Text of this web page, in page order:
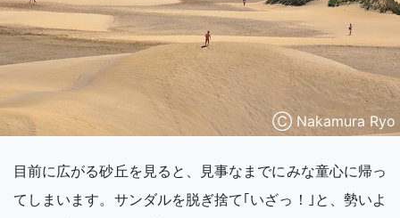
Ⓒ Nakamura Ryo
目前に広がる砂丘を見ると、見事なまでにみな童心に帰っ
てしまいます。サンダルを脱ぎ捨て｢いざっ！｣と、勢いよ